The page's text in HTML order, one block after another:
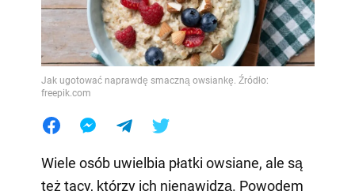
Jak ugotować naprawdę smaczną owsiankę. Źródło:
freepik.com
Wiele osób uwielbia płatki owsiane, ale są
też tacy, którzy ich nienawidzą. Powodem